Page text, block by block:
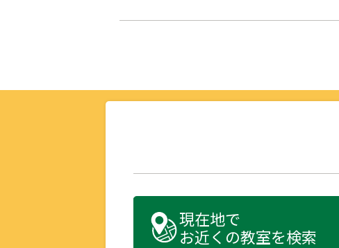
現在地で
お近くの教室を検索